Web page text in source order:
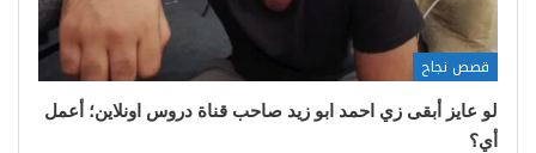
قصص نجاح
لو عايز أبقى زي احمد ابو زيد صاحب قناة دروس اونلاين؛ أعمل
أي؟